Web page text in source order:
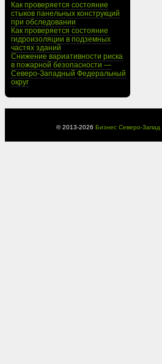
Как проверяется состояние
стыков панельных конструкций
при обследовании
Как проверяется состояние
гидроизоляции в подземных
частях зданий
Снижение вариативности риска
в пожарной безопасности —
Северо-Западный Федеральный
округ
© 2013-2026 Бизнес Северо-Запад